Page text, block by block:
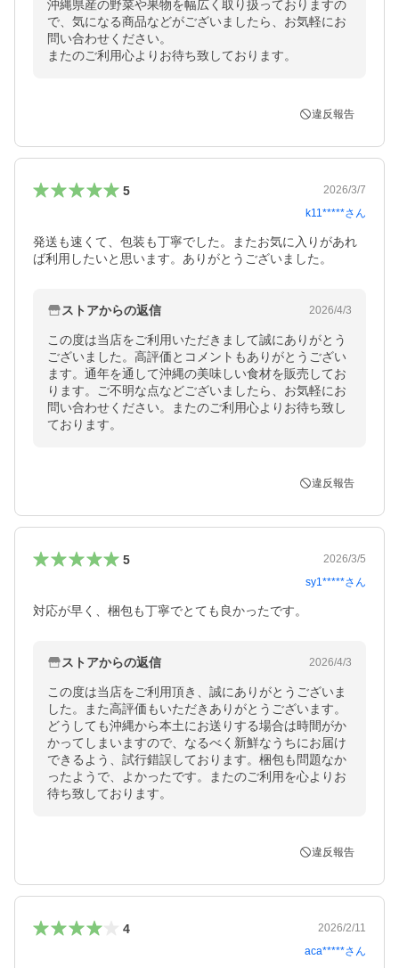
沖縄県産の野菜や果物を幅広く取り扱っておりますの
で、気になる商品などがございましたら、お気軽にお
問い合わせください。
またのご利用心よりお待ち致しております。
違反報告
5
2026/3/7
k11*****さん
発送も速くて、包装も丁寧でした。またお気に入りがあれ
ば利用したいと思います。ありがとうございました。
ストアからの返信 2026/4/3
この度は当店をご利用いただきまして誠にありがとう
ございました。高評価とコメントもありがとうござい
ます。通年を通して沖縄の美味しい食材を販売してお
ります。ご不明な点などございましたら、お気軽にお
問い合わせください。またのご利用心よりお待ち致し
ております。
違反報告
5
2026/3/5
sy1*****さん
対応が早く、梱包も丁寧でとても良かったです。
ストアからの返信 2026/4/3
この度は当店をご利用頂き、誠にありがとうございま
した。また高評価もいただきありがとうございます。
どうしても沖縄から本土にお送りする場合は時間がか
かってしまいますので、なるべく新鮮なうちにお届け
できるよう、試行錯誤しております。梱包も問題なか
ったようで、よかったです。またのご利用を心よりお
待ち致しております。
違反報告
4
2026/2/11
aca*****さん